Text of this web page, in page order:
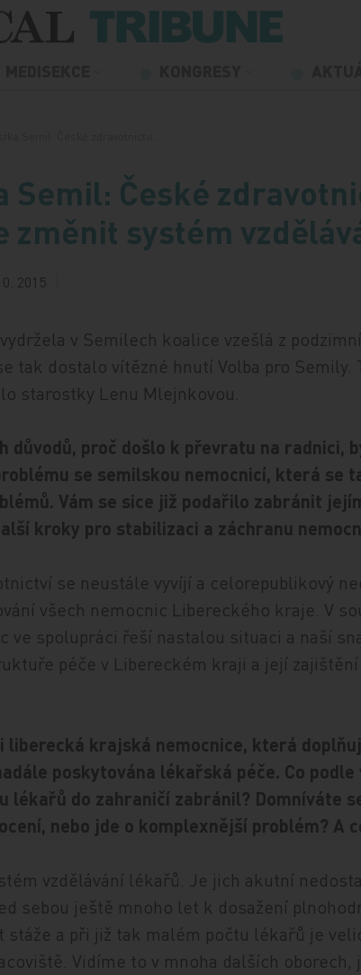
Semil: České
změnit systém
2015
v Semilech koalice vzešlá z
tak dostalo vítězné hnutí Volba pro Semily.
starostky Lenu Mlejnkovou.
důvodů, proč došlo k převratu na radnici,
se semilskou nemocnicí, která se
Vám se sice již podařilo zabránit
kroky pro stabilizaci a záchranu
se neustále vyvíjí a celorepublikový
všech nemocnic Libereckého kraje. V
ve spolupráci řeší nastalou situaci a naší
péče v Libereckém kraji a její
liberecká krajská nemocnice, která
poskytována lékařská péče. Co
lékařů do zahraničí zabránil? Domníváte
nebo jde o komplexnější problém? A
vzdělávání lékařů. Je jich akutní
sebou ještě mnoho let k dosažení
stáže a při již tak malém počtu lékařů je
Vidíme to v mnoha dalších oborech,